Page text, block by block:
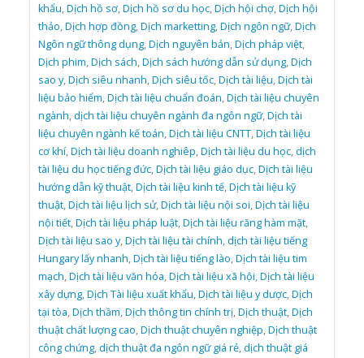
khẩu,Dịch hồ sơ,Dịch hồ sơ du học,Dịch hội chợ,Dịch hội
thảo,Dịch hợp đồng,Dịch marketting,Dịch ngôn ngữ,Dịch
Ngôn ngữ thông dụng,Dịch nguyên bản,Dịch pháp việt,
Dịch phim,Dịch sách,Dịch sách hướng dẫn sử dụng,Dịch
sao y,Dịch siêu nhanh,Dịch siêu tốc,Dịch tài liệu,Dịch tài
liệu bảo hiểm,Dịch tài liệu chuẩn đoán,Dịch tài liệu chuyên
ngành,dịch tài liệu chuyên ngành đa ngôn ngữ,Dịch tài
liệu chuyên ngành kế toán,Dịch tài liệu CNTT,Dịch tài liệu
cơ khí,Dịch tài liệu doanh nghiêp,Dịch tài liệu du học,dịch
tài liệu du học tiếng đức,Dịch tài liệu giáo dục,Dịch tài liệu
hướng dẫn kỹ thuật,Dịch tài liệu kinh tế,Dịch tài liệu kỹ
thuật,Dịch tài liệu lịch sử,Dịch tài liệu nội soi,Dịch tài liệu
nội tiết,Dịch tài liệu pháp luật,Dịch tài liệu răng hàm mặt,
Dịch tài liệu sao y,Dịch tài liệu tài chính,dịch tài liệu tiếng
Hungary lấy nhanh,Dịch tài liệu tiếng lào,Dịch tài liệu tim
mạch,Dịch tài liệu văn hóa,Dịch tài liệu xã hội,Dịch tài liệu
xây dựng,Dịch Tài liệu xuất khẩu,Dịch tài liệu y dược,Dịch
tại tòa,Dịch thầm,Dịch thông tin chính trị,Dịch thuật,Dịch
thuật chất lượng cao,Dịch thuật chuyên nghiệp,Dịch thuật
công chứng,dịch thuật đa ngôn ngữ giá rẻ,dịch thuật giá